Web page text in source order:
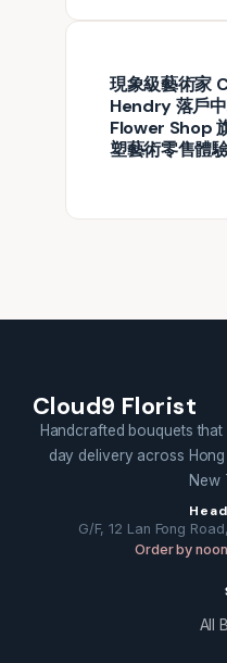
現象級藝術家
Hendry 落戶中
Flower Shop
塑藝術零售體
Cloud9 Florist
Handcrafted bouquets
day delivery across
New
G/F, 12 Lan Fong
Order by
All